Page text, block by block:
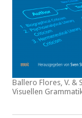
Ballero Flores, V. &
Visuellen